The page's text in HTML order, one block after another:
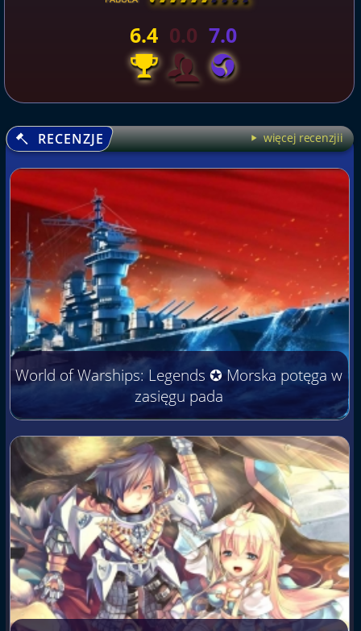
6.4 0.0 7.0
RECENZJE więcej recenzjii
World of Warships: Legends ✪ Morska potęga w
zasięgu pada